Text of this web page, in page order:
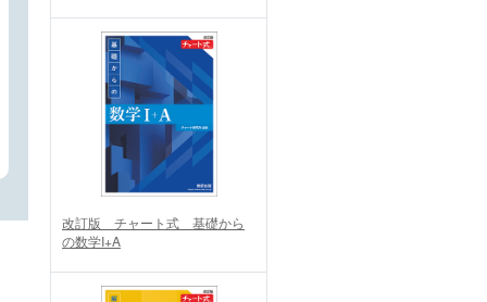
改訂版 チャート式 基礎から
の数学I+A